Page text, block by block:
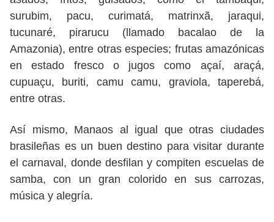
surubim, pacu, curimatá, matrinxã, jaraqui,
tucunaré, pirarucu (llamado bacalao de la
Amazonia), entre otras especies; frutas amazónicas
en estado fresco o jugos como açaí, araçá,
cupuaçu, buriti, camu camu, graviola, taperebá,
entre otras.
Así mismo, Manaos al igual que otras ciudades
brasileñas es un buen destino para visitar durante
el carnaval, donde desfilan y compiten escuelas de
samba, con un gran colorido en sus carrozas,
música y alegría.